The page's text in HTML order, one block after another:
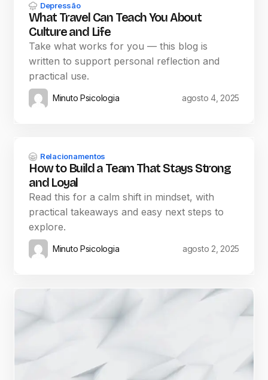
Depressão
What Travel Can Teach You About
Culture and Life
Take what works for you — this blog is
written to support personal reflection and
practical use.
Minuto Psicologia agosto 4, 2025
Relacionamentos
How to Build a Team That Stays Strong
and Loyal
Read this for a calm shift in mindset, with
practical takeaways and easy next steps to
explore.
Minuto Psicologia agosto 2, 2025